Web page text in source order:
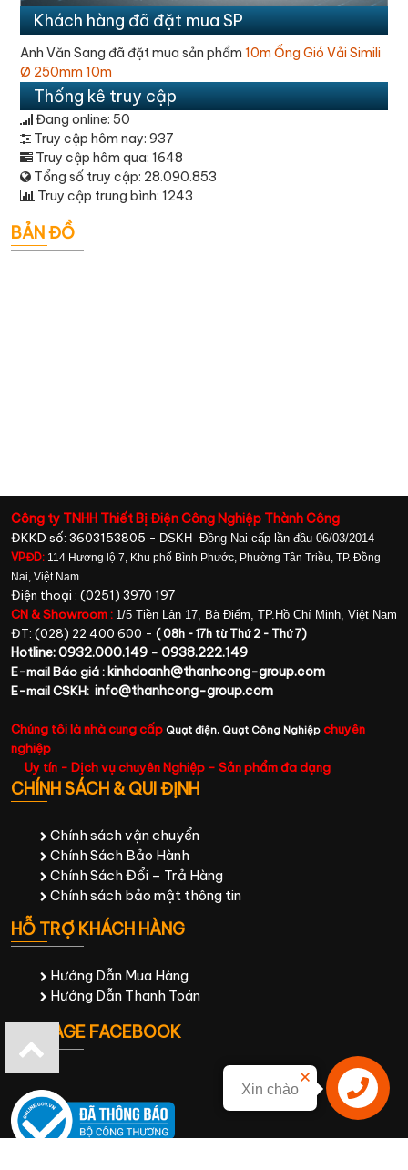
Khách hàng đã đặt mua SP
Nguyễn Trâm đã đặt mua sản phẩm Quạt treo công nghiệp
AFan AFW-650
Thống kê truy cập
Đang online: 50
Truy cập hôm nay: 937
Truy cập hôm qua: 1648
Tổng số truy cập: 28.090.853
Truy cập trung bình: 1243
BẢN ĐỒ
Công ty TNHH Thiết Bị Điện Công Nghiệp Thành Công
ĐKKD số: 3603153805 - DSKH- Đồng Nai cấp lần đầu 06/03/2014
VPĐD: 114 Hương lộ 7, Khu phố Bình Phước, Phường Tân Triều, TP. Đồng
Nai, Việt Nam
Điện thoại : (0251) 3970 197
CN & Showroom : 1/5 Tiền Lân 17, Bà Điểm, TP.Hồ Chí Minh, Việt Nam
ĐT: (028) 22 400 600 - ( 08h - 17h từ Thứ 2 - Thứ 7)
Hotline: 0932.000.149 - 0938.222.149
E-mail Báo giá :kinhdoanh@thanhcong-group.com
E-mail CSKH: info@thanhcong-group.com
Chúng tôi là nhà cung cấp Quạt điện, Quạt Công Nghiệp chuyên
nghiệp
Uy tín - Dịch vụ chuyên Nghiệp - Sản phẩm đa dạng
CHÍNH SÁCH & QUI ĐỊNH
Chính sách vận chuyển
Chính Sách Bảo Hành
Chính Sách Đổi – Trả Hàng
Chính sách bảo mật thông tin
HỖ TRỢ KHÁCH HÀNG
Hướng Dẫn Mua Hàng
Hướng Dẫn Thanh Toán
FANPAGE FACEBOOK
Xin chào